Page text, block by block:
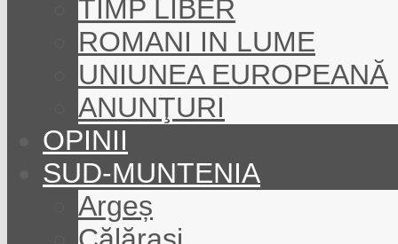
TIMP LIBER
ROMANI IN LUME
UNIUNEA EUROPEANĂ
ANUNŢURI
OPINII
SUD-MUNTENIA
Argeș